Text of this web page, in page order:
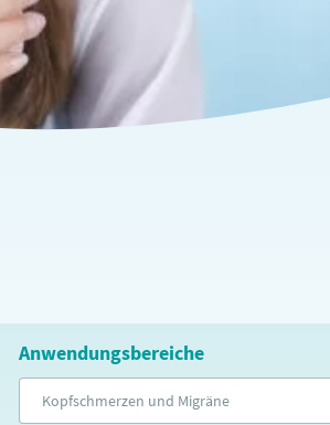
Anwendungsbereiche
Kopfschmerzen und Migräne